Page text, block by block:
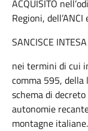
ACQUISITO
Regioni, dell’ANCI
SANCISCE INTESA
nei termini di cui
comma 595,
schema di
autonomie
montagne italiane.